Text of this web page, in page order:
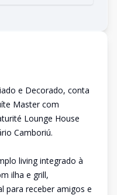
e Decorado, conta
Master com
Lounge House
Camboriú.
living integrado à
ilha e grill,
para receber amigos e